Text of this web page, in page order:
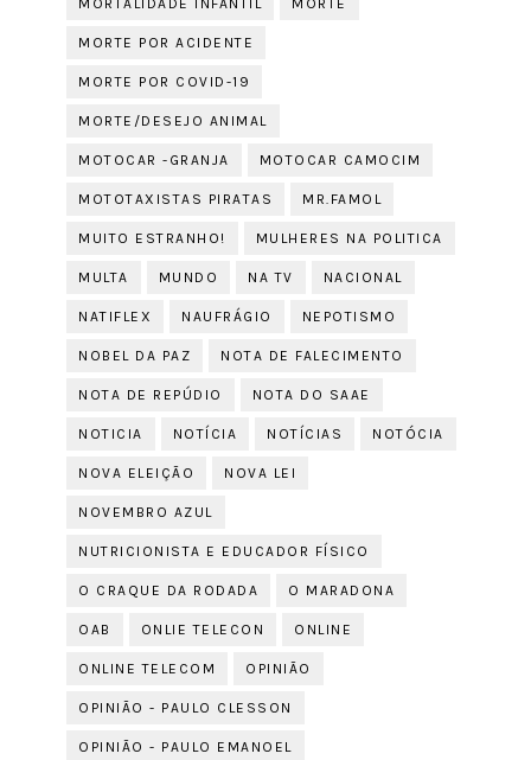
MORTALIDADE INFANTIL MORTE
MORTE POR ACIDENTE
MORTE POR COVID-19
MORTE/DESEJO ANIMAL
MOTOCAR -GRANJA MOTOCAR CAMOCIM
MOTOTAXISTAS PIRATAS MR.FAMOL
MUITO ESTRANHO! MULHERES NA POLITICA
MULTA MUNDO NA TV NACIONAL
NATIFLEX NAUFRÁGIO NEPOTISMO
NOBEL DA PAZ NOTA DE FALECIMENTO
NOTA DE REPÚDIO NOTA DO SAAE
NOTICIA NOTÍCIA NOTÍCIAS NOTÓCIA
NOVA ELEIÇÃO NOVA LEI
NOVEMBRO AZUL
NUTRICIONISTA E EDUCADOR FÍSICO
O CRAQUE DA RODADA O MARADONA
OAB ONLIE TELECON ONLINE
ONLINE TELECOM OPINIÃO
OPINIÃO - PAULO CLESSON
OPINIÃO - PAULO EMANOEL